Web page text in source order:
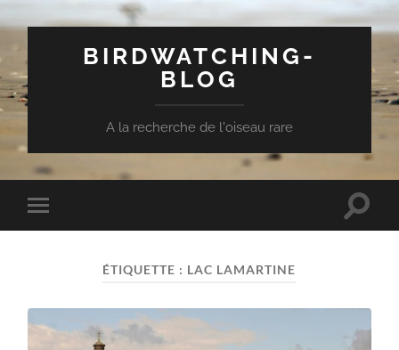
BIRDWATCHING-
BLOG
A la recherche de l'oiseau rare
Toggle
mobile
Toggle
ÉTIQUETTE : LAC LAMARTINE